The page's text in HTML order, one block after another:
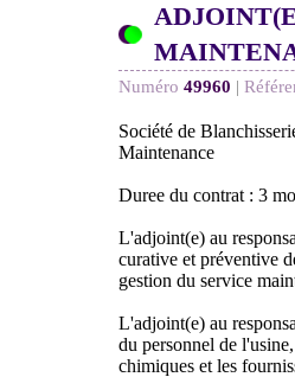
Numéro 49960 |
Société de
Maintenance
Duree du contrat : 3
L'adjoint(e) au
curative et préventive
gestion du service
L'adjoint(e) au
du personnel de
chimiques et les